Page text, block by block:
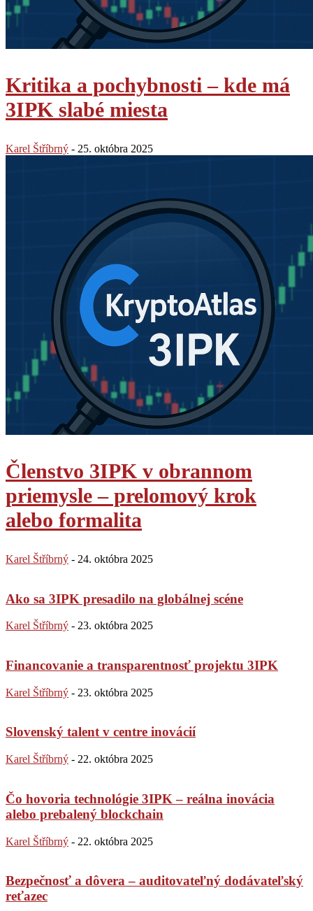
Kritika a pochybnosti – kde má
3IPK slabé miesta
Karel Štříbrný - 25. októbra 2025
Členstvo 3IPK v obrannom
priemysle – prelomový krok
alebo formalita
Karel Štříbrný - 24. októbra 2025
Ako sa 3IPK presadilo na globálnej scéne
Karel Štříbrný - 23. októbra 2025
Financovanie a transparentnosť projektu 3IPK
Karel Štříbrný - 23. októbra 2025
Slovenský talent v centre inovácií
Karel Štříbrný - 22. októbra 2025
Čo hovoria technológie 3IPK – reálna inovácia
alebo prebalený blockchain
Karel Štříbrný - 22. októbra 2025
Bezpečnosť a dôvera – auditovateľný dodávateľský
reťazec